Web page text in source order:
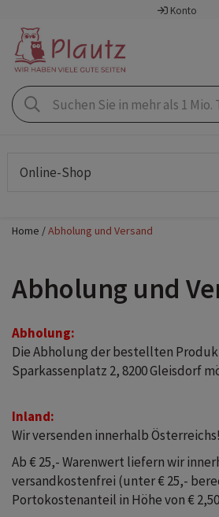
Konto
Online-Shop
Home Abholung und Versand
Abholung und
Abholung:
Die Abholung der bestellten
Sparkassenplatz 2, 8200 Gleisdorf
Inland:
Wir versenden innerhalb Österreichs!
Ab € 25,- Warenwert liefern wir
versandkostenfrei (unter € 25,-
Portokostenanteil in Höhe von €